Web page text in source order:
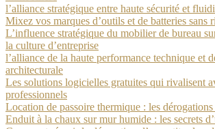
l’alliance stratégique entre haute sécurité et
Mixez vos marques d’outils et de batteries sans
L’influence stratégique du mobilier de bureau
la culture d’entreprise
l’alliance de la haute performance technique et
architecturale
Les solutions logicielles gratuites qui rivalisent
professionnels
Location de passoire thermique : les
Enduit à la chaux sur mur humide : les secrets